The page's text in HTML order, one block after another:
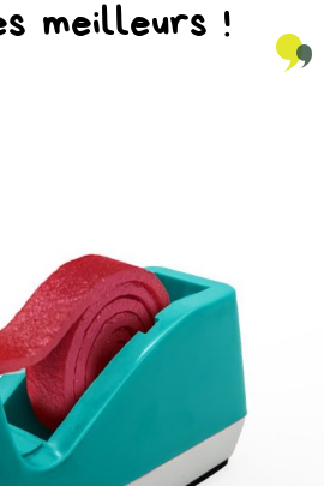
meilleurs !